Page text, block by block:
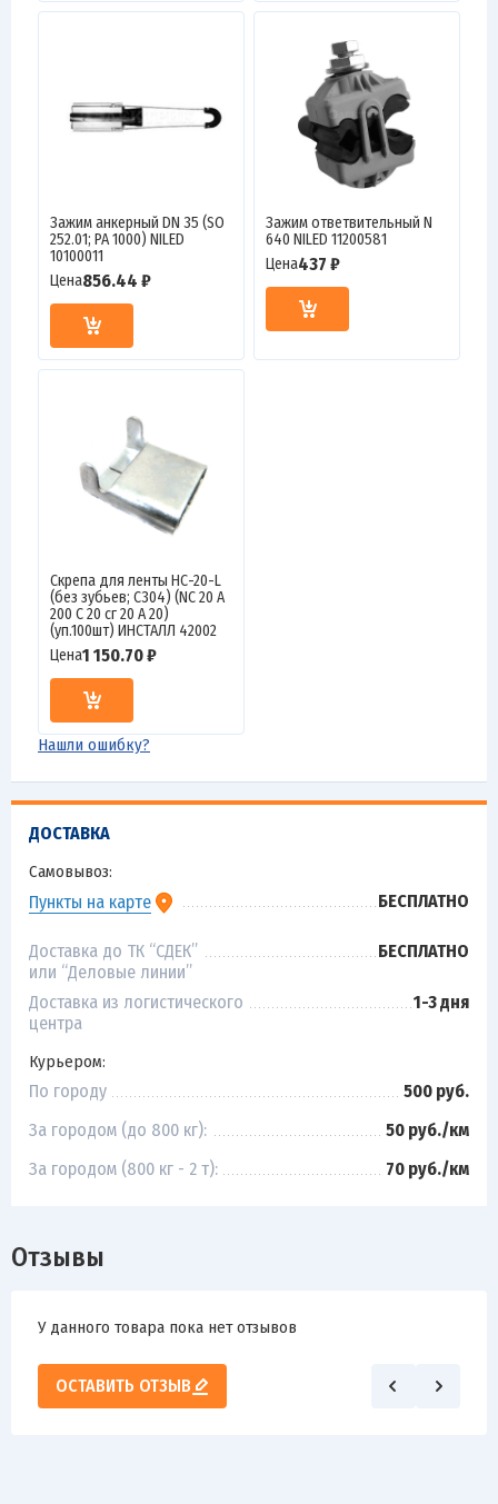
ДОСТАВКА
Самовывоз:
Пункты на карте БЕСПЛАТНО
Доставка до ТК “СДЕК”
или “Деловые линии”
БЕСПЛАТНО
Доставка из логистического
центра
1-3 дня
Курьером:
По городу
500 руб.
За городом (до 800 кг):
50 руб./км
За городом (800 кг - 2 т):
70 руб./км
Зажим анкерный DN 35 (SO
252.01; PA 1000) NILED
10100011
Цена856.44 ₽
Зажим ответвительный N
640 NILED 11200581
Цена437 ₽
Скрепа для ленты НС-20-L
(без зубьев; C304) (NC 20 A
200 C 20 сг 20 А 20)
(уп.100шт) ИНСТАЛЛ 42002
Цена1 150.70 ₽
Нашли ошибку?
Отзывы
У данного товара пока нет отзывов
ОСТАВИТЬ ОТЗЫВ